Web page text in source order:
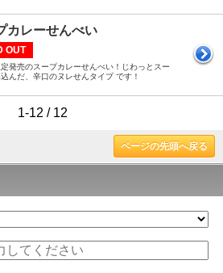
カレーせんべい
OUT
発売のスープカレーせんべい！じわっとスー
んだ、辛口のヌレせんタイプ です！
1-12 / 12
ページの先頭へ戻る